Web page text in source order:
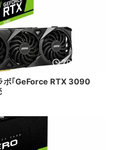
2020/10/9
ボ｢GeForce RTX 3090